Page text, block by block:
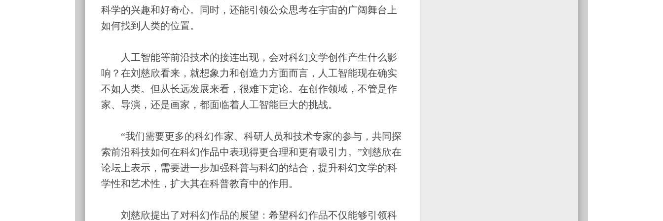
科学的兴趣和好奇心。同时，还能引领公众思考在宇宙的广阔舞台上
如何找到人类的位置。
人工智能等前沿技术的接连出现，会对科幻文学创作产生什么影
响？在刘慈欣看来，就想象力和创造力方面而言，人工智能现在确实
不如人类。但从长远发展来看，很难下定论。在创作领域，不管是作
家、导演，还是画家，都面临着人工智能巨大的挑战。
“我们需要更多的科幻作家、科研人员和技术专家的参与，共同探
索前沿科技如何在科幻作品中表现得更合理和更有吸引力。”刘慈欣在
论坛上表示，需要进一步加强科普与科幻的结合，提升科幻文学的科
学性和艺术性，扩大其在科普教育中的作用。
刘慈欣提出了对科幻作品的展望：希望科幻作品不仅能够引领科